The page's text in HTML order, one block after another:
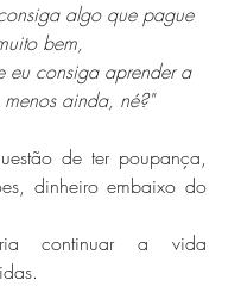
algo que pague
bem,
eu consiga aprender a
ainda, né?"
de ter poupança,
dinheiro embaixo do
continuar a vida